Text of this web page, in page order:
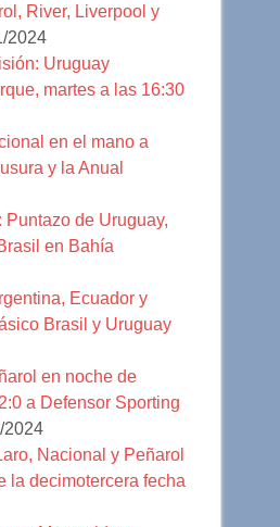
River, Liverpool y
2024
Uruguay
martes a las 16:30
en el mano a
y la Anual
Puntazo de Uruguay,
en Bahía
Ecuador y
Brasil y Uruguay
en noche de
a Defensor Sporting
2024
Nacional y Peñarol
la decimotercera fecha